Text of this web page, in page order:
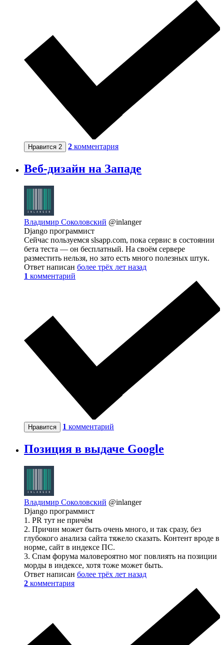
Нравится 2 2 комментария
Веб-дизайн на Западе
Владимир Соколовский @inlanger
Django программист
Сейчас пользуемся slsapp.com, пока сервис в состоянии
бета теста — он бесплатный. На своём сервере
разместить нельзя, но зато есть много полезных штук.
Ответ написан более трёх лет назад
1 комментарий
Нравится 1 комментарий
Позиция в выдаче Google
Владимир Соколовский @inlanger
Django программист
1. PR тут не причём
2. Причин может быть очень много, и так сразу, без
глубокого анализа сайта тяжело сказать. Контент вроде в
норме, сайт в индексе ПС.
3. Спам форума маловероятно мог повлиять на позиции
морды в индексе, хотя тоже может быть.
Ответ написан более трёх лет назад
2 комментария